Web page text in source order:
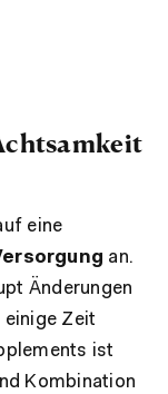
eine
an.
Änderungen
einige Zeit
ist
Kombination